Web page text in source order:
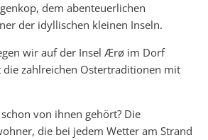
dem abenteuerlichen
der idyllischen kleinen Inseln.
wir auf der Insel Ærø im Dorf
zahlreichen Ostertraditionen mit
von ihnen gehört? Die
die bei jedem Wetter am Strand